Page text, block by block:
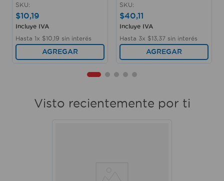
SKU:
$10,19
Incluye IVA
Hasta 1x $10 19 sin interés
AGREGAR
SKU:
$40,11
Incluye IVA
Hasta 3x $13 37 sin interés
AGREGAR
Visto recientemente por ti